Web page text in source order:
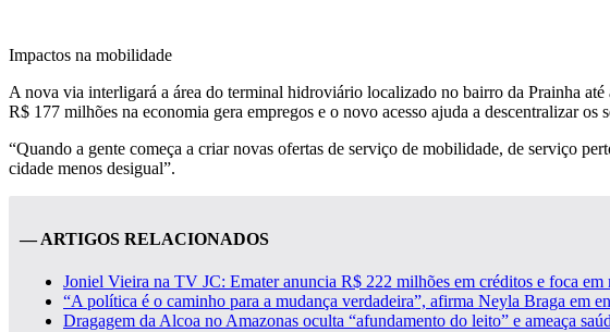
Impactos na mobilidade
A nova via interligará a área do terminal hidroviário localizado no bairro da Prainha
R$ 177 milhões na economia gera empregos e o novo acesso ajuda a descentralizar
“Quando a gente começa a criar novas ofertas de serviço de mobilidade, de serviço
cidade menos desigual”.
— ARTIGOS RELACIONADOS
Joniel Vieira na TV JC: Emater anuncia R$ 222 milhões em créditos e foca
“A política é o caminho para a mudança verdadeira”, afirma Neyla Braga em
Dragagem da Alcoa no Amazonas oculta “afundamento do leito” e ameaça